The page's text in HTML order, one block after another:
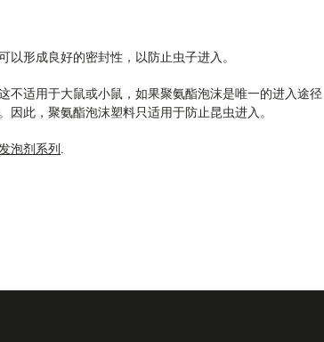
以形成良好的密封性，以防止虫子进入。
不适用于大鼠或小鼠，如果聚氨酯泡沫是唯一的进入途
因此，聚氨酯泡沫塑料只适用于防止昆虫进入。
泡剂系列